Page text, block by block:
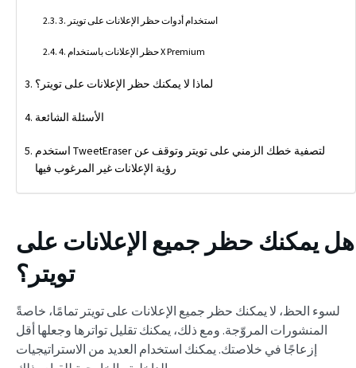
3. استخدام أدوات حظر الإعلانات على تويتر
4. حظر الإعلانات باستخدام X Premium
لماذا لا يمكنك حظر الإعلانات على تويتر؟
الأسئلة الشائعة
استخدم TweetEraser لتصفية خطك الزمني على تويتر وتوقف عن
رؤية الإعلانات غير المرغوب فيها
هل يمكنك حظر جميع الإعلانات على
تويتر؟
لسوء الحظ، لا يمكنك حظر جميع الإعلانات على تويتر تمامًا، خاصةً
المنشورات المروّجة. ومع ذلك، يمكنك تقليل تواترها وجعلها أقل
إزعاجًا في خلاصتك. يمكنك استخدام العديد من الاستراتيجيات